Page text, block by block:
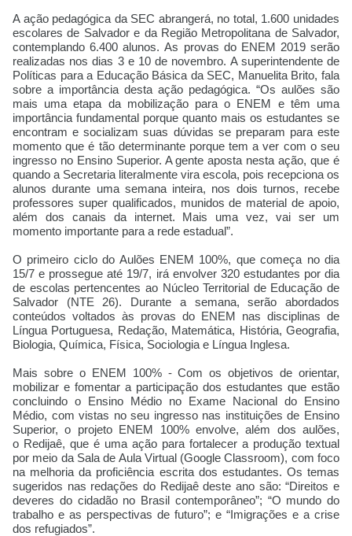
A ação pedagógica da SEC abrangerá, no total, 1.600 unidades
escolares de Salvador e da Região Metropolitana de Salvador,
contemplando 6.400 alunos. As provas do ENEM 2019 serão
realizadas nos dias 3 e 10 de novembro. A superintendente de
Políticas para a Educação Básica da SEC, Manuelita Brito, fala
sobre a importância desta ação pedagógica. “Os aulões são
mais uma etapa da mobilização para o ENEM e têm uma
importância fundamental porque quanto mais os estudantes se
encontram e socializam suas dúvidas se preparam para este
momento que é tão determinante porque tem a ver com o seu
ingresso no Ensino Superior. A gente aposta nesta ação, que é
quando a Secretaria literalmente vira escola, pois recepciona os
alunos durante uma semana inteira, nos dois turnos, recebe
professores super qualificados, munidos de material de apoio,
além dos canais da internet. Mais uma vez, vai ser um
momento importante para a rede estadual”.
O primeiro ciclo do Aulões ENEM 100%, que começa no dia
15/7 e prossegue até 19/7, irá envolver 320 estudantes por dia
de escolas pertencentes ao Núcleo Territorial de Educação de
Salvador (NTE 26). Durante a semana, serão abordados
conteúdos voltados às provas do ENEM nas disciplinas de
Língua Portuguesa, Redação, Matemática, História, Geografia,
Biologia, Química, Física, Sociologia e Língua Inglesa.
Mais sobre o ENEM 100% - Com os objetivos de orientar,
mobilizar e fomentar a participação dos estudantes que estão
concluindo o Ensino Médio no Exame Nacional do Ensino
Médio, com vistas no seu ingresso nas instituições de Ensino
Superior, o projeto ENEM 100% envolve, além dos aulões,
o Redijaê, que é uma ação para fortalecer a produção textual
por meio da Sala de Aula Virtual (Google Classroom), com foco
na melhoria da proficiência escrita dos estudantes. Os temas
sugeridos nas redações do Redijaê deste ano são: “Direitos e
deveres do cidadão no Brasil contemporâneo”; “O mundo do
trabalho e as perspectivas de futuro”; e “Imigrações e a crise
dos refugiados”.